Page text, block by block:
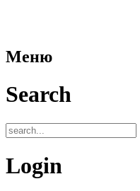
Меню
Search
Login